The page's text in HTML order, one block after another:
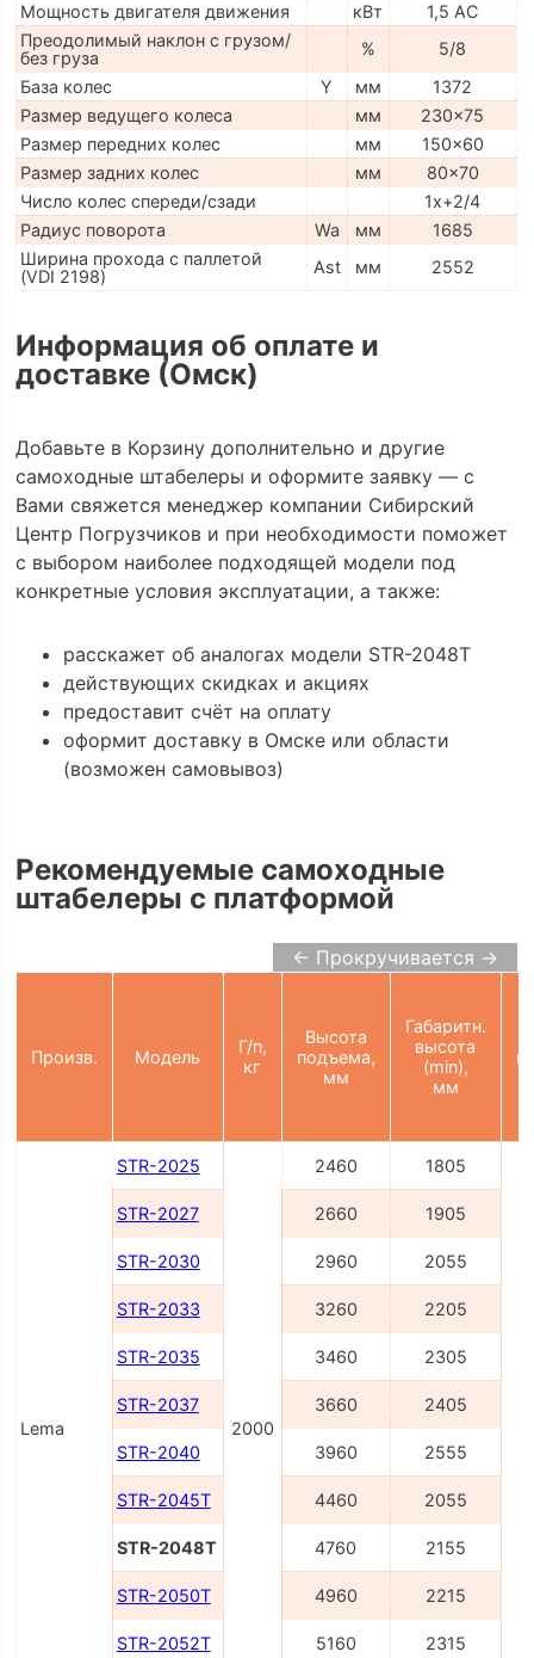
Мощность двигателя движения
кВт
1,5 AC
Преодолимый наклон с грузом/
без груза
%
5/8
База колес
Y мм
1372
Размер ведущего колеса
мм
230x75
Размер передних колес
мм
150x60
Размер задних колес
мм
80x70
Число колес спереди/сзади
1x+2/4
Радиус поворота
Wa мм
1685
Ширина прохода с паллетой
(VDI 2198)
Ast мм 2552
Информация об оплате и
доставке (Омск)
Добавьте в Корзину дополнительно и другие
самоходные штабелеры и оформите заявку — с
Вами свяжется менеджер компании Сибирский
Центр Погрузчиков и при необходимости поможет
с выбором наиболее подходящей модели под
конкретные условия эксплуатации, а также:
расскажет об аналогах модели STR-2048T
действующих скидках и акциях
предоставит счёт на оплату
оформит доставку в Омске или области
(возможен самовывоз)
Рекомендуемые самоходные
штабелеры с платформой
← Прокручивается →
Произв. Модель
Г/п,
кг
Высота
подъема,
мм
Габаритн.
высота
(min),
мм
Lema
STR-2025
2000
2460 1805
STR-2027 2660 1905
STR-2030 2960 2055
STR-2033 3260 2205
STR-2035 3460 2305
STR-2037 3660 2405
STR-2040 3960 2555
STR-2045T 4460 2055
STR-2048T 4760 2155
STR-2050T 4960 2215
STR-2052T 5160 2315